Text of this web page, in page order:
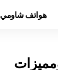
هواتف شاومي